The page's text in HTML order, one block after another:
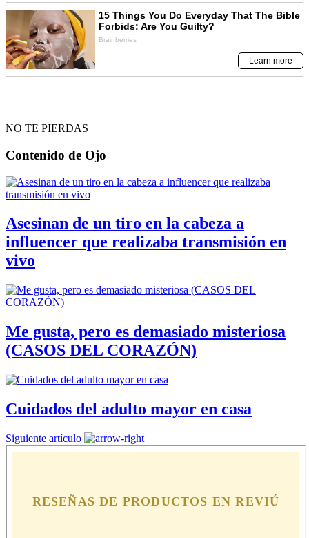
NO TE PIERDAS
Contenido de Ojo
Asesinan de un tiro en la cabeza a
influencer que realizaba transmisión en
vivo
Me gusta, pero es demasiado misteriosa
(CASOS DEL CORAZÓN)
Cuidados del adulto mayor en casa
Siguiente artículo